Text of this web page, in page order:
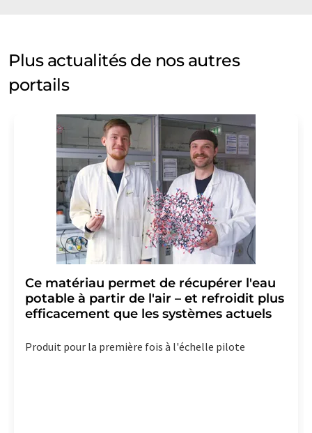
Plus actualités de nos autres
portails
Ce matériau permet de récupérer l'eau
potable à partir de l'air – et refroidit plus
efficacement que les systèmes actuels
Produit pour la première fois à l'échelle pilote